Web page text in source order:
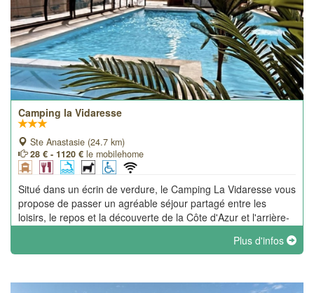
Camping la Vidaresse
Ste Anastasie (24.7 km)
28 € - 1120 € le mobilehome
Situé dans un écrin de verdure, le Camping La Vidaresse vous
propose de passer un agréable séjour partagé entre les
loisirs, le repos et la découverte de la Côte d'Azur et l'arrière-
Plus d'infos